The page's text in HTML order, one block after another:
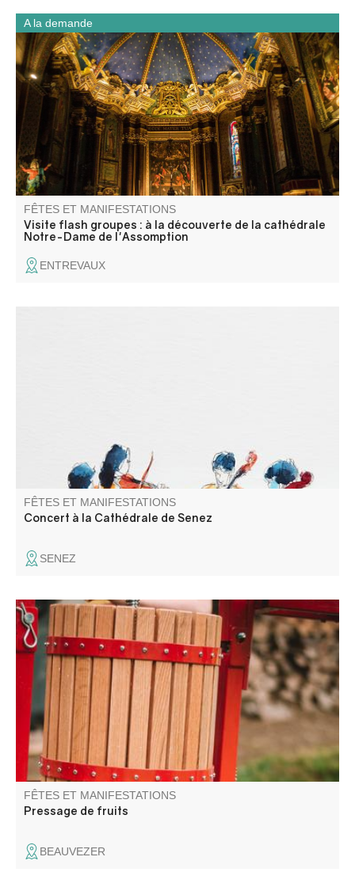
Partez à la découverte de la cathédrale Notre-Dame-de-
l’Assomption lors d’une visite flash guidée spécialement
conçue pour les groupes. En un temps court, elle dévoile
son histoire, ses décors et les éléments essentiels qui ont
marqué la vie de la cité.
FÊTES ET MANIFESTATIONS
Visite flash groupes : à la découverte de la cathédrale
Notre-Dame de l'Assomption
A la demande
ENTREVAUX
FÊTES ET MANIFESTATIONS
Concert à la Cathédrale de Senez
SENEZ
Une journée pour broyer, presser, pasteuriser, échanger,
et partager sans modération !
FÊTES ET MANIFESTATIONS
Pressage de fruits
BEAUVEZER